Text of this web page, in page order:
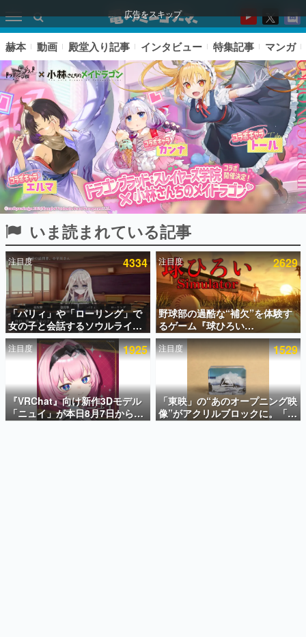
広告をスキップ
ピックアップ
電ファミのいま読まれている記事ランキング
アプリセール情報
インタビュー
連載・特集一覧
殿堂入り記事
SNS拡散数が数千以上！ ページビュー数万以上！ などな
ど。多くの人々に読まれた、電ファミ渾身の“殿堂入り”記
事をまとめました。
赫本 動画 殿堂入り記事 インタビュー 特集記事 マンガ
いま読まれている記事
注目度 4334
「パリィ」や「ローリング」で
女の子と会話するソウルライク
恋愛ゲーム『小早川さんはソウ
ルライク』無料公開。返事に失
敗すると「YOU DIED」
注目度 2629
野球部の過酷な“補欠”を体験す
るゲーム『球ひろい
Simulator』が「1件」のウィッ
シュリストをもとにチェコ語に
対応しSNSで話題に。『キング
ダム・カム』開発元やチェコの
プロ野球選手から称賛の声
注目度 1925
『VRChat』向け新作3Dモデル
「ニュイ」が本日8月7日から
BOOTHにて発売。瞳に光る星
注目度 1529
「東映」の“あのオープニング映
像”がアクリルブロックに。「東
映ヒストリカル グッズコレクシ